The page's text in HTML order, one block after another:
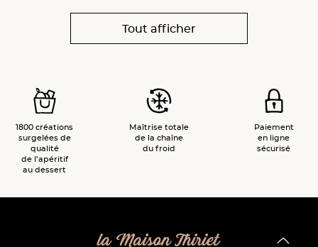
Tout afficher
1800 créations
surgelées de
qualité
de l’apéritif
au dessert
Maîtrise totale
de la chaîne
du froid
Paiement
en ligne
sécurisé
la Maison Thiriet